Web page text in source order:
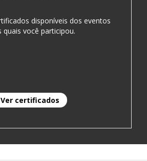
disponíveis dos eventos
quais você participou.
Ver certificados